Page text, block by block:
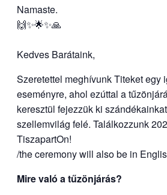
Namaste.
🙌✨🌟✨🙏
Kedves Barátaink,
Szeretettel meghívunk Titeket egy
eseményre, ahol ezúttal a
keresztül fejezzük ki
szellemvilág felé. Találkozzunk
TiszapartOn!
/the ceremony will also be in
Mire való a tűzönjárás?